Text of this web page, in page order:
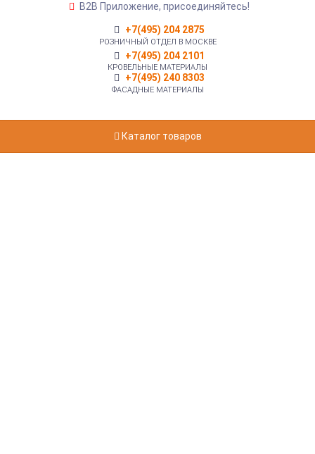
B2B Приложение, присоединяйтесь!
+7(495) 204 2875
РОЗНИЧНЫЙ ОТДЕЛ В МОСКВЕ
+7(495) 204 2101
КРОВЕЛЬНЫЕ МАТЕРИАЛЫ
+7(495) 240 8303
ФАСАДНЫЕ МАТЕРИАЛЫ
Каталог товаров